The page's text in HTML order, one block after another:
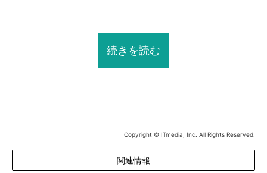
続きを読む
Copyright © ITmedia, Inc. All Rights Reserved.
関連情報